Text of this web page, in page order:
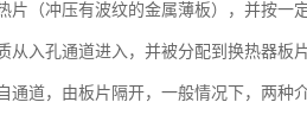
片（冲压有波纹的金属薄板），并按
从入孔通道进入，并被分配到换热器
通道，由板片隔开，一般情况下，两